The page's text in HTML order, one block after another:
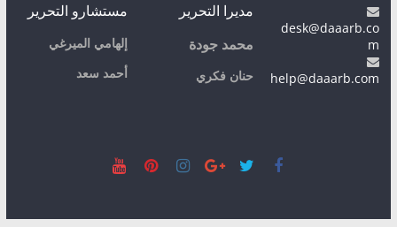
desk@daaarb.co
m
help@daaarb.com
مديرا التحرير
محمد جودة
حنان فكري
مستشارو التحرير
إلهامي الميرغي
أحمد سعد